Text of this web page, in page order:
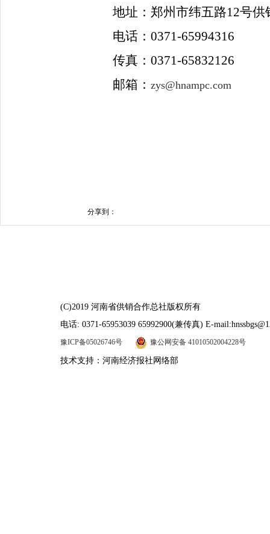
地址：郑州市纬五路12号供
电话： 0371-65994316
传真： 0371-65832126
邮箱： zys@hnampc.com
分享到：
(C)2019 河南省供销合作总社版权所有
电话: 0371-65953039 65992900(兼传真) E-
豫ICP备05026746号 豫公网安备 41010502004228号
技术支持：河南经济报社网络部